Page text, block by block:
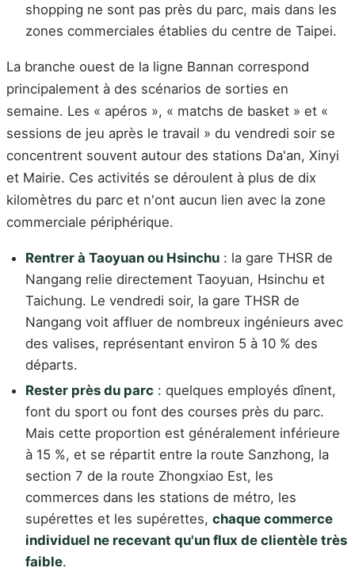
shopping ne sont pas près du parc, mais dans les
zones commerciales établies du centre de Taipei.
La branche ouest de la ligne Bannan correspond
principalement à des scénarios de sorties en
semaine. Les « apéros », « matchs de basket » et «
sessions de jeu après le travail » du vendredi soir se
concentrent souvent autour des stations Da'an, Xinyi
et Mairie. Ces activités se déroulent à plus de dix
kilomètres du parc et n'ont aucun lien avec la zone
commerciale périphérique.
Rentrer à Taoyuan ou Hsinchu : la gare THSR de
Nangang relie directement Taoyuan, Hsinchu et
Taichung. Le vendredi soir, la gare THSR de
Nangang voit affluer de nombreux ingénieurs avec
des valises, représentant environ 5 à 10 % des
départs.
Rester près du parc : quelques employés dînent,
font du sport ou font des courses près du parc.
Mais cette proportion est généralement inférieure
à 15 %, et se répartit entre la route Sanzhong, la
section 7 de la route Zhongxiao Est, les
commerces dans les stations de métro, les
supérettes et les supérettes, chaque commerce
individuel ne recevant qu'un flux de clientèle très
faible.